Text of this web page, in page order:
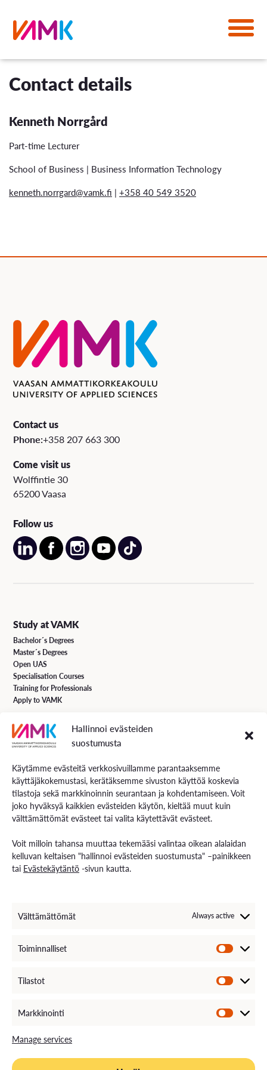
Hallinnoi evästeiden
suostumusta
Käytämme evästeitä verkkosivuillamme parantaaksemme
käyttäjäkokemustasi, kerätäksemme sivuston käyttöä koskevia
tilastoja sekä markkinoinnin seurantaan ja kohdentamiseen. Voit
joko hyväksyä kaikkien evästeiden käytön, kieltää muut kuin
välttämättömät evästeet tai valita käytettävät evästeet.
Voit milloin tahansa muuttaa tekemääsi valintaa oikean alalaidan
kelluvan keltaisen "hallinnoi evästeiden suostumusta" –painikkeen
tai Evästekäytäntö -sivun kautta.
Välttämättömät Always active
Toiminnalliset
Tilastot
Markkinointi
Manage services
Contact details
Kenneth Norrgård
Part-time Lecturer
School of Business | Business Information Technology
kenneth.norrgard@vamk.fi | +358 40 549 3520
Contact us
Phone:+358 207 663 300
Come visit us
Wolffintie 30
65200 Vaasa
Follow us
Study at VAMK
Bachelor´s Degrees
Master´s Degrees
Open UAS
Specialisation Courses
Training for Professionals
Apply to VAMK
VAMK Services
Services for Business
Services for students
Energiaa online newspaper
Contact us and visiting hours
Staff Search
EXAM – electronic exam
Come Work with Us